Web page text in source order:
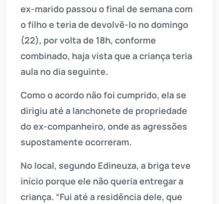
ex-marido passou o final de semana com
o filho e teria de devolvê-lo no domingo
(22), por volta de 18h, conforme
combinado, haja vista que a criança teria
aula no dia seguinte.
Como o acordo não foi cumprido, ela se
dirigiu até a lanchonete de propriedade
do ex-companheiro, onde as agressões
supostamente ocorreram.
No local, segundo Edineuza, a briga teve
início porque ele não queria entregar a
criança. “Fui até a residência dele, que